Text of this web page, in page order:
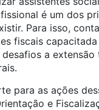
é um dos
Para isso,
fiscais
desafios a
para as ações
e